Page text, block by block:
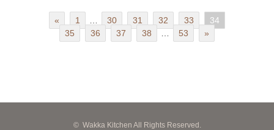
« 1 30 31 32 33
34
35
36 37 38 53 »
© Wakka Kitchen All Rights Reserved.